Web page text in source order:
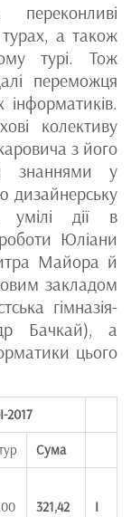
а також
турі. Тож
переможця
інформатиків.
колективу
з його
знаннями у
дизайнерську
умілі дії в
Юліани
Майора й
закладом
гімназія-
Бачкай), а
цього
2017
Cума
321,42 І